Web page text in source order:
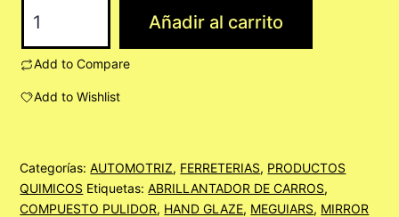
3G
SUN
GLAZE
ML.
cantidad
Añadir al carrito
Add to Compare
Add to Wishlist
Categorías:AUTOMOTRIZ, FERRETERIAS, PRODUCTOS
QUIMICOS Etiquetas:ABRILLANTADOR DE CARROS,
COMPUESTO PULIDOR, HAND GLAZE, MEGUIARS, MIRROR